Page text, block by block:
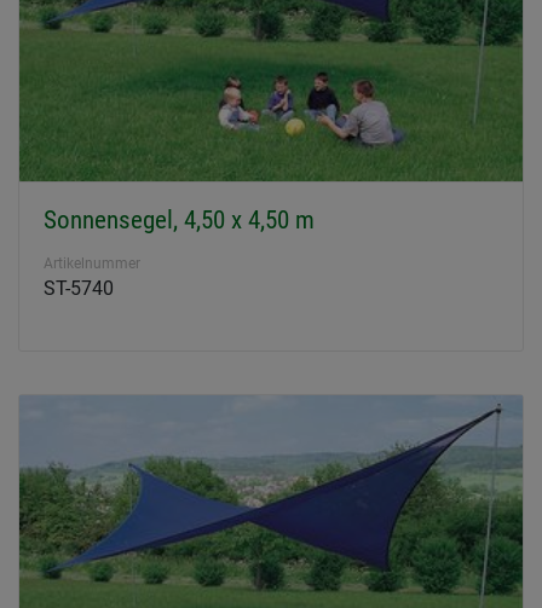
Sonnensegel, 4,50 x 4,50 m
Artikelnummer
ST-5740